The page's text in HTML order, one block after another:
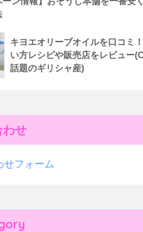
キヨエオリーブオイルを口コミ
い方レシピや販売店をレビュー
話題のギリシャ産)
わせ
せフォーム